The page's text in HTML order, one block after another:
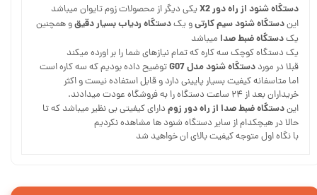
دستگاه شنود از راه دور X2
یکی دیگر از محصولات زوم تایوان میباشد
ایندستگاه شنود سیم کارتیو یکدستگاه ردیاب بسیار دقیقو همچنین
یکدستگاه ضبط صدا میباشد
یک دستگاه کوچک سه کاره که تمام نیازهای شما را بر اورده میکند
قبلا در مورد دستگاه شنود مدل G07
توضیح داده بودیم که سه کاره است
اما متاسفانه کیفیت بسیار پایینی دارد و قابل استفاده نیست و اکثر
خریداران بعد از ۲۴ ساعت دستگاه را به فروشگاه عودت میدادند.
ایندستگاه ضبط صدا از راه دور زوم دارای کیفیتی بی نظیر میباشد که تا
حالا در هیچکدام از سایر دستگاه شنود ها مشاهده نکردیم
با نگاه اول متوجه کیفیت بالای ان خواهید شد